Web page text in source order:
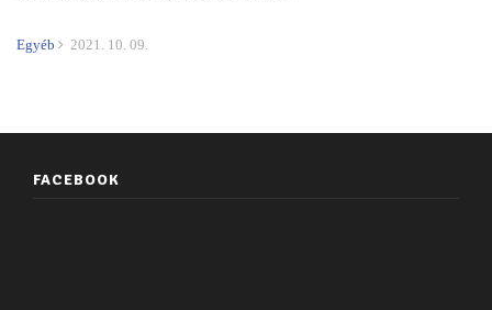
Egyéb 2021. 10. 09.
FACEBOOK